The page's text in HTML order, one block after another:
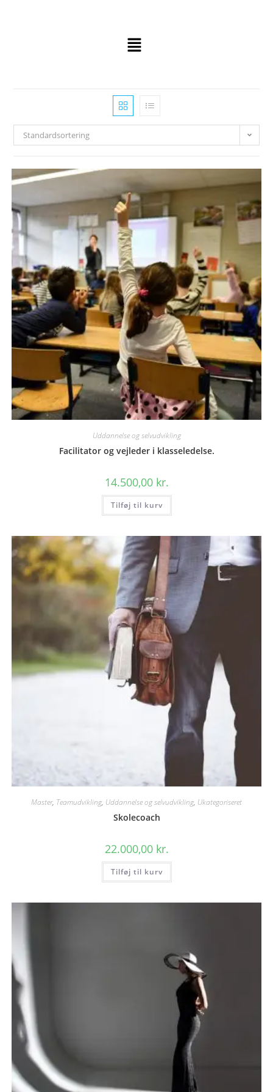
Standardsortering
Uddannelse og selvudvikling
Facilitator og vejleder i klasseledelse.
14.500,00 kr.
Tilføj til kurv
Master, Teamudvikling, Uddannelse og selvudvikling, Ukategoriseret
Skolecoach
22.000,00 kr.
Tilføj til kurv